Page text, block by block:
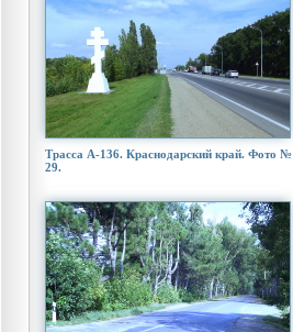
Трасса А-136. Краснодарский край. Фото №
29.